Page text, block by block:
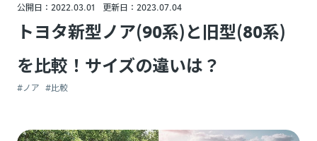
公開日：2022.03.01 更新日：2023.07.04
トヨタ新型ノア(90系)と旧型(80系)
を比較！サイズの違いは？
#ノア #比較